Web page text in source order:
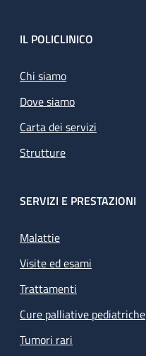
Footer
IL POLICLINICO
Chi siamo
Dove siamo
Carta dei servizi
Strutture
SERVIZI E PRESTAZIONI
Malattie
Visite ed esami
Trattamenti
Cure palliative pediatriche
Tumori rari